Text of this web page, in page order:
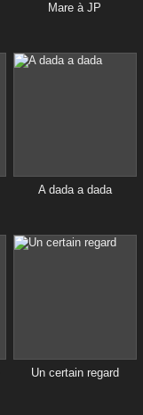
Mare à JP
A dada a dada
Un certain regard